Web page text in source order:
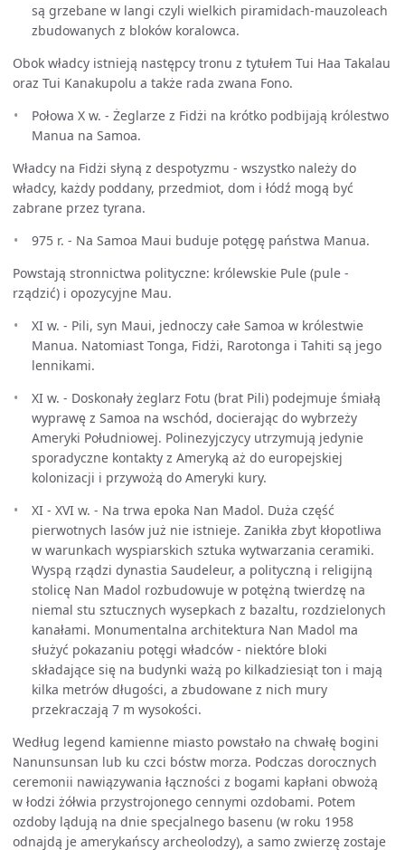
są grzebane w langi czyli wielkich piramidach-mauzoleach
zbudowanych z bloków koralowca.
Obok władcy istnieją następcy tronu z tytułem Tui Haa Takalau
oraz Tui Kanakupolu a także rada zwana Fono.
Połowa X w. - Żeglarze z Fidżi na krótko podbijają królestwo
Manua na Samoa.
Władcy na Fidżi słyną z despotyzmu - wszystko należy do
władcy, każdy poddany, przedmiot, dom i łódź mogą być
zabrane przez tyrana.
975 r. - Na Samoa Maui buduje potęgę państwa Manua.
Powstają stronnictwa polityczne: królewskie Pule (pule -
rządzić) i opozycyjne Mau.
XI w. - Pili, syn Maui, jednoczy całe Samoa w królestwie
Manua. Natomiast Tonga, Fidżi, Rarotonga i Tahiti są jego
lennikami.
XI w. - Doskonały żeglarz Fotu (brat Pili) podejmuje śmiałą
wyprawę z Samoa na wschód, docierając do wybrzeży
Ameryki Południowej. Polinezyjczycy utrzymują jedynie
sporadyczne kontakty z Ameryką aż do europejskiej
kolonizacji i przywożą do Ameryki kury.
XI - XVI w. - Na trwa epoka Nan Madol. Duża część
pierwotnych lasów już nie istnieje. Zanikła zbyt kłopotliwa
w warunkach wyspiarskich sztuka wytwarzania ceramiki.
Wyspą rządzi dynastia Saudeleur, a polityczną i religijną
stolicę Nan Madol rozbudowuje w potężną twierdzę na
niemal stu sztucznych wysepkach z bazaltu, rozdzielonych
kanałami. Monumentalna architektura Nan Madol ma
służyć pokazaniu potęgi władców - niektóre bloki
składające się na budynki ważą po kilkadziesiąt ton i mają
kilka metrów długości, a zbudowane z nich mury
przekraczają 7 m wysokości.
Według legend kamienne miasto powstało na chwałę bogini
Nanunsunsan lub ku czci bóstw morza. Podczas dorocznych
ceremonii nawiązywania łączności z bogami kapłani obwożą
w łodzi żółwia przystrojonego cennymi ozdobami. Potem
ozdoby lądują na dnie specjalnego basenu (w roku 1958
odnajdą je amerykańscy archeolodzy), a samo zwierzę zostaje